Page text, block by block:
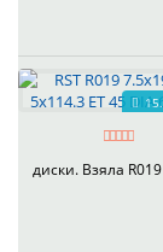
диски. Взяла